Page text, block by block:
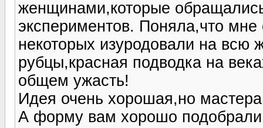
женщинами,которые
экспериментов. Поняла,что
некоторых изуродовали на всю
рубцы,красная подводка на
общем ужасть!
Идея очень хорошая,но мастера
А форму вам хорошо подобрали